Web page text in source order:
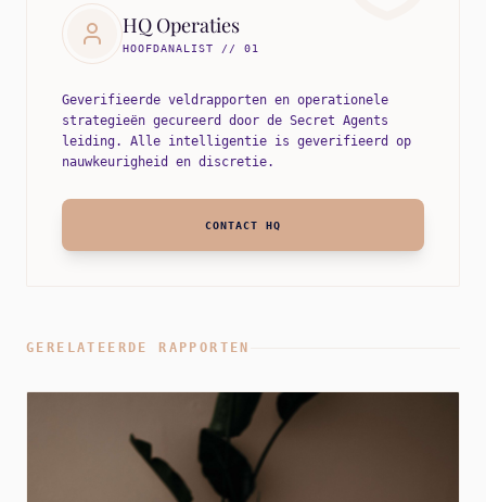
HQ Operaties
HOOFDANALIST // 01
Geverifieerde veldrapporten en operationele
strategieën gecureerd door de Secret Agents
leiding. Alle intelligentie is geverifieerd op
nauwkeurigheid en discretie.
CONTACT HQ
GERELATEERDE RAPPORTEN